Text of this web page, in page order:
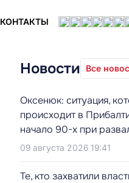
КОНТАКТЫ
Новости Все
Оксенюк: ситуация,
происходит в
начало 90-х при
09 августа 2026 19:41
Те, кто захватили